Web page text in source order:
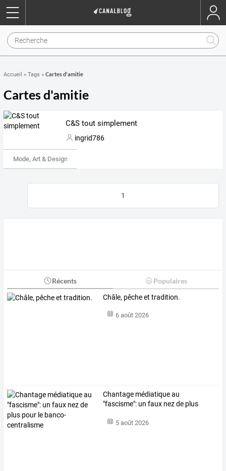
Accueil » Tags » Cartes d'amitie
Cartes d'amitie
C&S tout simplement
ingrid786
Mode, Art & Design
1
Récents Populaires
Châle, pêche et tradition.
6 août 2026
Chantage médiatiqueau
"fascisme": un faux nezde plus
5 août 2026